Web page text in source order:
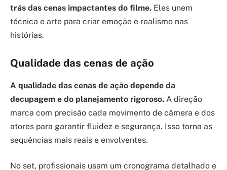
trás das cenas impactantes do filme. Eles unem
técnica e arte para criar emoção e realismo nas
histórias.
Qualidade das cenas de ação
A qualidade das cenas de ação depende da
decupagem e do planejamento rigoroso. A direção
marca com precisão cada movimento de câmera e dos
atores para garantir fluidez e segurança. Isso torna as
sequências mais reais e envolventes.
No set, profissionais usam um cronograma detalhado e